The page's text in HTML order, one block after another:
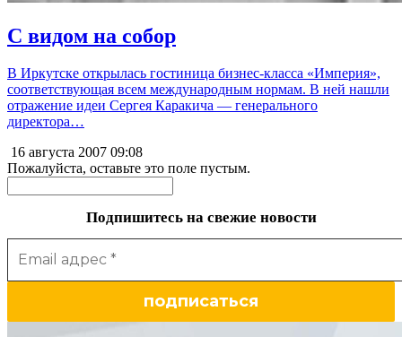
С видом на собор
В Иркутске открылась гостиница бизнес-класса «Империя»,
соответствующая всем международным нормам. В ней нашли
отражение идеи Сергея Каракича — генерального
директора…
16 августа 2007 09:08
Пожалуйста, оставьте это поле пустым.
Подпишитесь на свежие новости